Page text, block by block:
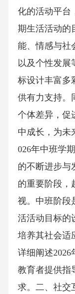
化的活动平台
期生活活动的
能、情感与社
以及个性发展
标设计丰富多
供有力支持。
个体差异，促
中成长，为未
026年中班学
的不断进步与
的重要阶段，
视。中班阶段
活活动目标的
培养其社会适
详细阐述
教育者提供指
求。二、社交